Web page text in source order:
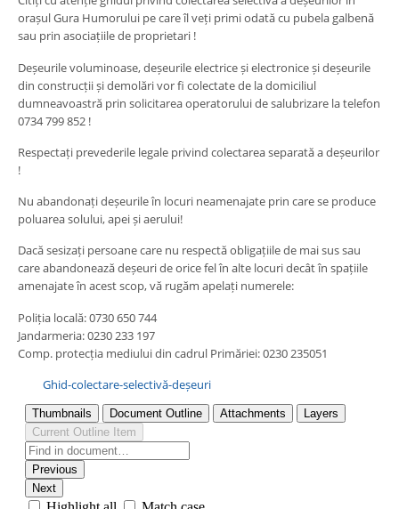
orașul Gura Humorului pe care îl veți primi odată cu pubela galbenă
sau prin asociațiile de proprietari !
Deșeurile voluminoase, deșeurile electrice și electronice și deșeurile
din construcții și demolări vor fi colectate de la domiciliul
dumneavoastră prin solicitarea operatorului de salubrizare la telefon
0734 799 852 !
Respectați prevederile legale privind colectarea separată a deșeurilor
!
Nu abandonați deșeurile în locuri neamenajate prin care se produce
poluarea solului, apei și aerului!
Dacă sesizați persoane care nu respectă obligațiile de mai sus sau
care abandonează deșeuri de orice fel în alte locuri decât în spațiile
amenajate în acest scop, vă rugăm apelați numerele:
Poliția locală: 0730 650 744
Jandarmeria: 0230 233 197
Comp. protecția mediului din cadrul Primăriei: 0230 235051
Ghid-colectare-selectivă-deșeuri